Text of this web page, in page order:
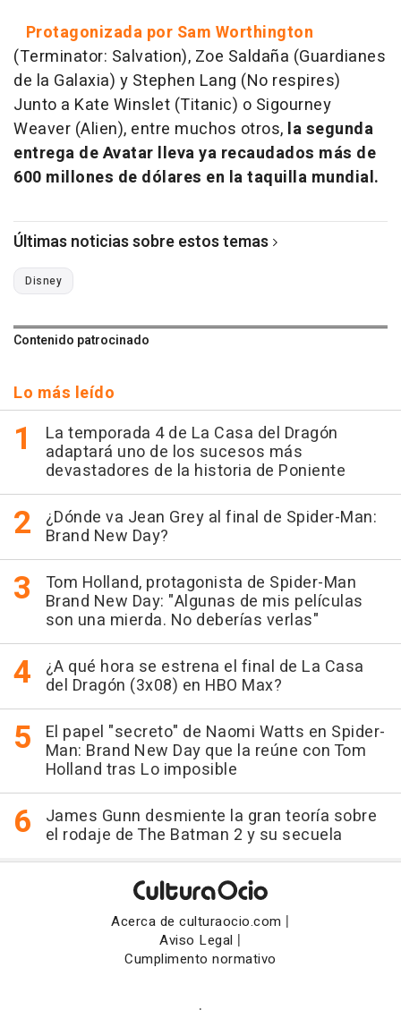
Protagonizada por Sam Worthington
(Terminator: Salvation), Zoe Saldaña (Guardianes
de la Galaxia) y Stephen Lang (No respires)
Junto a Kate Winslet (Titanic) o Sigourney
Weaver (Alien), entre muchos otros, la segunda
entrega de Avatar lleva ya recaudados más de
600 millones de dólares en la taquilla mundial.
Últimas noticias sobre estos temas
Disney
Contenido patrocinado
Lo más leído
La temporada 4 de La Casa del Dragón
adaptará uno de los sucesos más
devastadores de la historia de Poniente
¿Dónde va Jean Grey al final de Spider-Man:
Brand New Day?
Tom Holland, protagonista de Spider-Man
Brand New Day: "Algunas de mis películas
son una mierda. No deberías verlas"
¿A qué hora se estrena el final de La Casa
del Dragón (3x08) en HBO Max?
El papel "secreto" de Naomi Watts en Spider-
Man: Brand New Day que la reúne con Tom
Holland tras Lo imposible
James Gunn desmiente la gran teoría sobre
el rodaje de The Batman 2 y su secuela
Acerca de culturaocio.com |
Aviso Legal |
Cumplimento normativo